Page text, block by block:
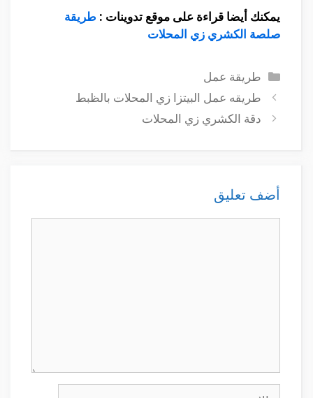
يمكنك أيضا قراءة على موقع تدوينات : طريقة
صلصة الكشري زي المحلات
التصنيفات
طريقة عمل
طريقه عمل البيتزا زي المحلات بالظبط
دقة الكشري زي المحلات
أضف تعليق